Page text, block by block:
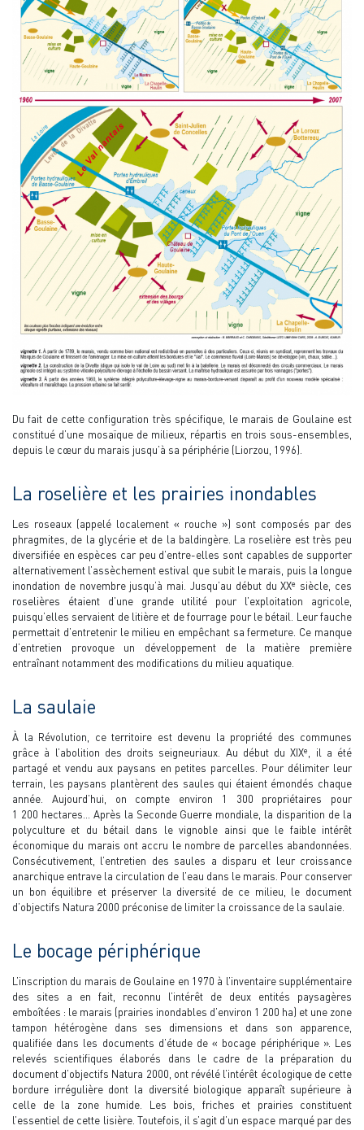
Du fait de cette configuration très spécifique, le marais de Goulaine est
constitué d’une mosaïque de milieux, répartis en trois sous-ensembles,
depuis le cœur du marais jusqu’à sa périphérie (Liorzou, 1996).
La roselière et les prairies inondables
Les roseaux (appelé localement « rouche ») sont composés par des
phragmites, de la glycérie et de la baldingère. La roselière est très peu
diversifiée en espèces car peu d’entre-elles sont capables de supporter
alternativement l’assèchement estival que subit le marais, puis la longue
inondation de novembre jusqu’à mai. Jusqu’au début du XXe siècle, ces
roselières étaient d’une grande utilité pour l’exploitation agricole,
puisqu’elles servaient de litière et de fourrage pour le bétail. Leur fauche
permettait d’entretenir le milieu en empêchant sa fermeture. Ce manque
d’entretien provoque un développement de la matière première
entraînant notamment des modifications du milieu aquatique.
La saulaie
À la Révolution, ce territoire est devenu la propriété des communes
grâce à l’abolition des droits seigneuriaux. Au début du XIXe, il a été
partagé et vendu aux paysans en petites parcelles. Pour délimiter leur
terrain, les paysans plantèrent des saules qui étaient émondés chaque
année. Aujourd’hui, on compte environ 1 300 propriétaires pour
1 200 hectares… Après la Seconde Guerre mondiale, la disparition de la
polyculture et du bétail dans le vignoble ainsi que le faible intérêt
économique du marais ont accru le nombre de parcelles abandonnées.
Consécutivement, l’entretien des saules a disparu et leur croissance
anarchique entrave la circulation de l’eau dans le marais. Pour conserver
un bon équilibre et préserver la diversité de ce milieu, le document
d’objectifs Natura 2000 préconise de limiter la croissance de la saulaie.
Le bocage périphérique
L’inscription du marais de Goulaine en 1970 à l’inventaire supplémentaire
des sites a en fait, reconnu l’intérêt de deux entités paysagères
emboîtées : le marais (prairies inondables d’environ 1 200 ha) et une zone
tampon hétérogène dans ses dimensions et dans son apparence,
qualifiée dans les documents d’étude de « bocage périphérique ». Les
relevés scientifiques élaborés dans le cadre de la préparation du
document d’objectifs Natura 2000, ont révélé l’intérêt écologique de cette
bordure irrégulière dont la diversité biologique apparaît supérieure à
celle de la zone humide. Les bois, friches et prairies constituent
l’essentiel de cette lisière. Toutefois, il s’agit d’un espace marqué par des